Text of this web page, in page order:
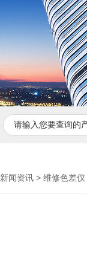
新闻资讯 > 维修色差